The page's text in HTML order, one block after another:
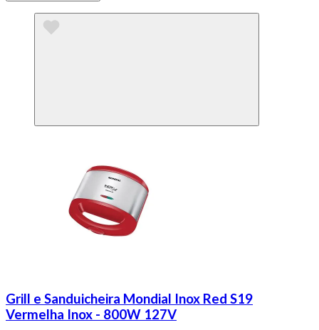
Grill e Sanduicheira Mondial Inox Red S19
Vermelha Inox - 800W 127V